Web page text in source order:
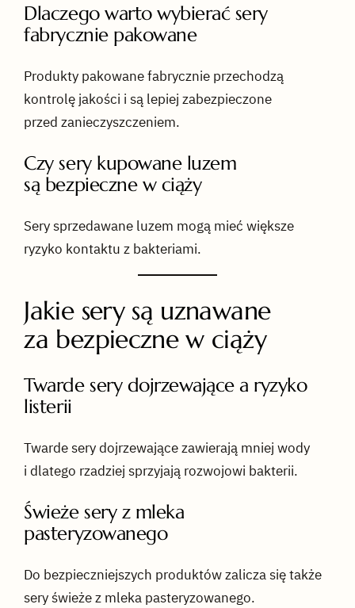
Dlaczego warto wybierać sery
fabrycznie pakowane
Produkty pakowane fabrycznie przechodzą
kontrolę jakości i są lepiej zabezpieczone
przed zanieczyszczeniem.
Czy sery kupowane luzem
są bezpieczne w ciąży
Sery sprzedawane luzem mogą mieć większe
ryzyko kontaktu z bakteriami.
Jakie sery są uznawane
za bezpieczne w ciąży
Twarde sery dojrzewające a ryzyko
listerii
Twarde sery dojrzewające zawierają mniej wody
i dlatego rzadziej sprzyjają rozwojowi bakterii.
Świeże sery z mleka
pasteryzowanego
Do bezpieczniejszych produktów zalicza się także
sery świeże z mleka pasteryzowanego.